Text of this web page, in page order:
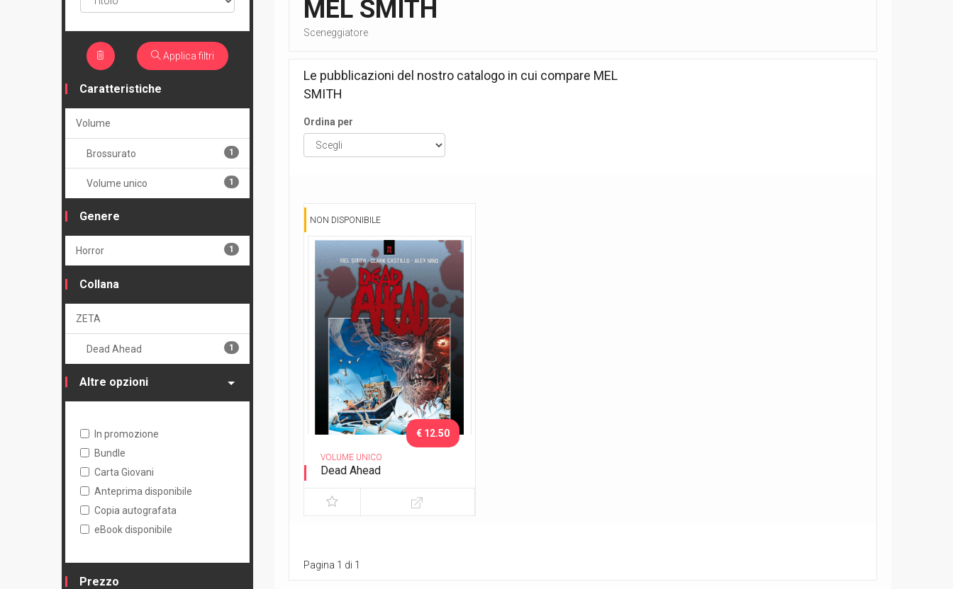
MEL SMITH
Sceneggiatore
Le pubblicazioni del nostro catalogo in cui compare MEL
SMITH
Ordina per
NON DISPONIBILE
VOLUME UNICO
Dead Ahead
€ 12.50
Pagina 1 di 1
Applica filtri
Caratteristiche
Volume
Brossurato 1
Volume unico 1
Genere
Horror 1
Collana
ZETA
Dead Ahead 1
Altre opzioni
In promozione
Bundle
Carta Giovani
Anteprima disponibile
Copia autografata
eBook disponibile
Prezzo